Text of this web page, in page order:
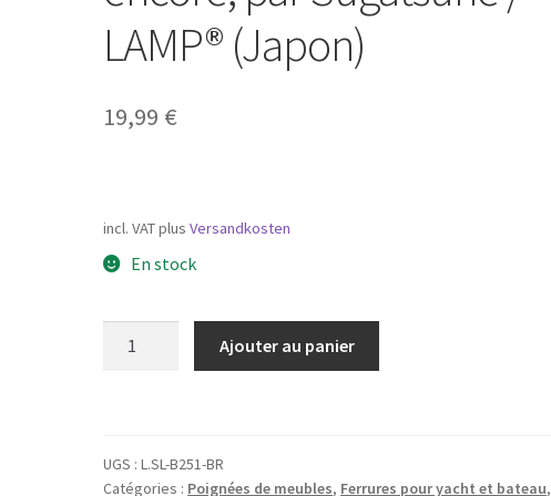
LAMP® (Japon)
19,99 €
incl. VATplusVersandkosten
En stock
poussoir
Ajouter au panier
UGS :L.SL-B251-BR
Catégories : Poignées de meubles, Ferrures pour yacht et bateau,